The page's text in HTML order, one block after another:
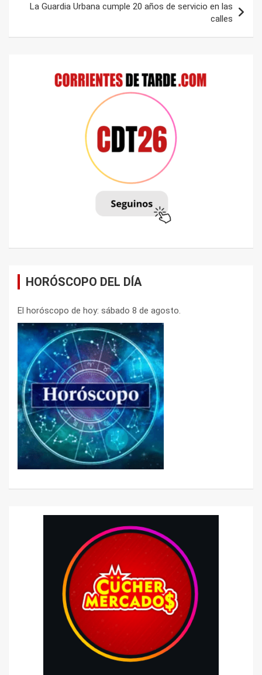
La Guardia Urbana cumple 20 años de servicio en las
calles
HORÓSCOPO DEL DÍA
El horóscopo de hoy: sábado 8 de agosto.